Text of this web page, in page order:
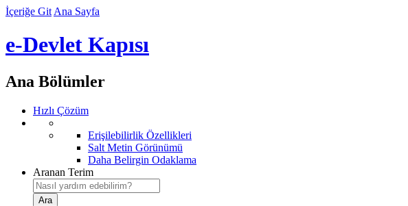
İçeriğe Git Ana Sayfa
e-Devlet Kapısı
Ana Bölümler
Hızlı Çözüm
Erişilebilirlik Özellikleri
Salt Metin Görünümü
Daha Belirgin Odaklama
Aranan Terim